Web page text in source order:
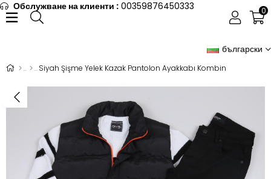
Обслужване на клиенти : 00359876450333
български
0
Siyah Şişme Yelek Kazak Pantolon Ayakkabı Kombin